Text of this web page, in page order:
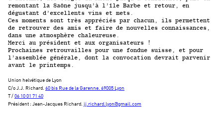
remontant la Saône jusqu’à l’île Barbe et retour, en
dégustant d’excellents vins et mets.
Ces moments sont très appréciés par chacun, ils permettent
de retrouver des amis et faire de nouvelles connaissances,
dans une atmosphère chaleureuse.
Merci au président et aux organisateurs !
Prochaines retrouvailles pour une fondue suisse, et pour
l’assemblée générale, dont la convocation devrait parvenir
avant le printemps.
Union helvétique de Lyon
C/o J.J. Richard. 60 bis Rue de la Garenne. 69005 Lyon
T /06 10 01 71 40
Président : Jean-Jacques Richard. jj.richard.lyon@gmail.com